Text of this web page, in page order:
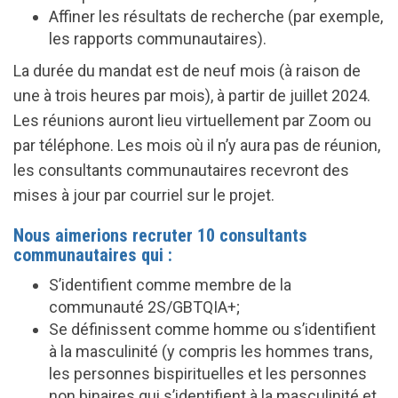
Affiner les résultats de recherche (par exemple,
les rapports communautaires).
La durée du mandat est de neuf mois (à raison de
une à trois heures par mois), à partir de juillet 2024.
Les réunions auront lieu virtuellement par Zoom ou
par téléphone. Les mois où il n’y aura pas de réunion,
les consultants communautaires recevront des
mises à jour par courriel sur le projet.
Nous aimerions recruter 10 consultants
communautaires qui :
S’identifient comme membre de la
communauté 2S/GBTQIA+;
Se définissent comme homme ou s’identifient
à la masculinité (y compris les hommes trans,
les personnes bispirituelles et les personnes